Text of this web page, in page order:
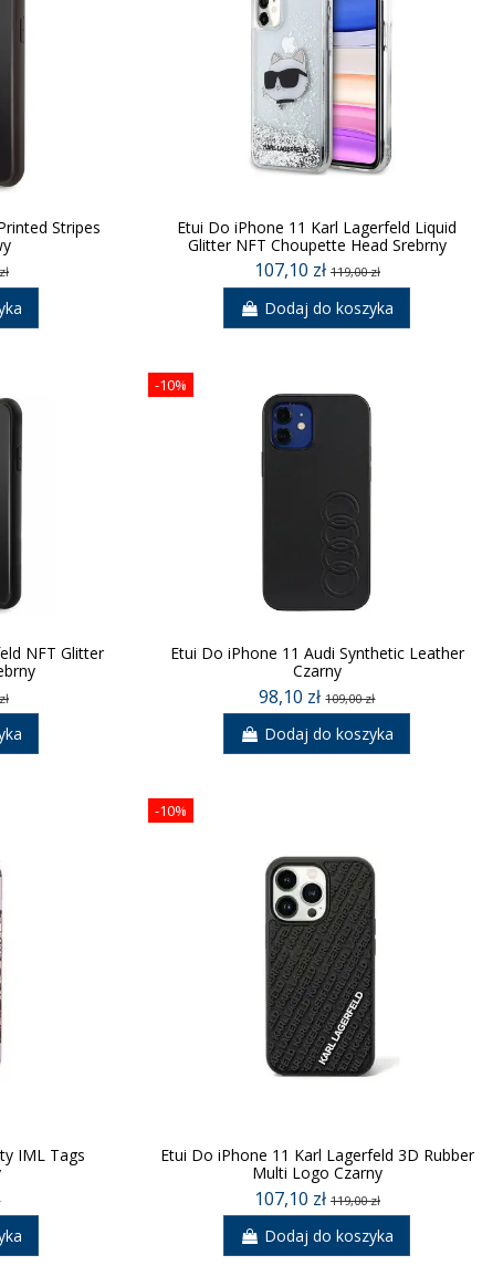
Stripes
Etui Do iPhone 11 Karl Lagerfeld Liquid
Glitter NFT Choupette Head Srebrny
107,10 zł 119,00 zł
Dodaj do koszyka
NFT Glitter
-10%
Etui Do iPhone 11 Audi Synthetic Leather
Czarny
98,10 zł109,00 zł
Dodaj do koszyka
IML Tags
-10%
Etui Do iPhone 11 Karl Lagerfeld 3D Rubber
Multi Logo Czarny
107,10 zł 119,00 zł
Dodaj do koszyka